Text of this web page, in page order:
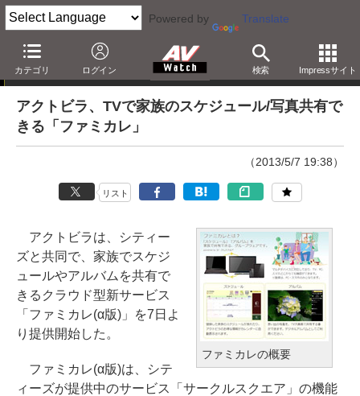
Powered by Translate
カテゴリ ログイン 検索 Impressサイト
ニュース
アクトビラ、TVで家族のスケジュール/写真共有で
きる「ファミカレ」
（2013/5/7 19:38）
リスト
ファミカレの概要
アクトビラは、シティー
ズと共同で、家族でスケジ
ュールやアルバムを共有で
きるクラウド型新サービス
「ファミカレ(α版)」を7日よ
り提供開始した。
ファミカレ(α版)は、シテ
ィーズが提供中のサービス「サークルスクエア」の機能